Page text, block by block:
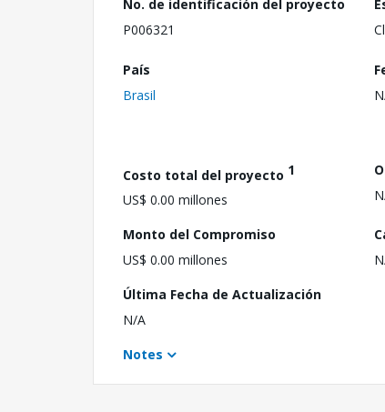
No. de identificación del proyecto
P006321
País
Brasil
Costo total del proyecto 1
US$ 0.00 millones
Monto del Compromiso
US$ 0.00 millones
Última Fecha de Actualización
N/A
Notes